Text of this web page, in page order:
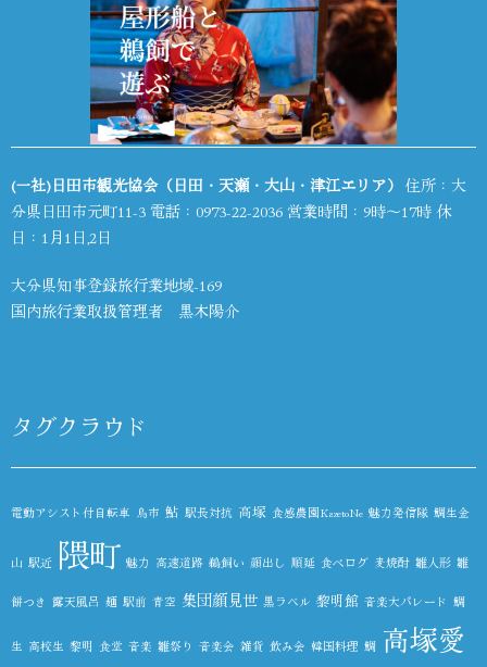
(一社)日田市観光協会（日田・天瀬・大山・津江エリア） 住所：大
分県日田市元町11-3 電話： 0973-22-2036 営業時間：9時～17時 休
日：1月1日,2日
大分県知事登録旅行業地域-169
国内旅行業取扱管理者 黒木陽介
タグクラウド
電動アシスト付自転車 鳥市 鮎 駅長対抗 高塚 食感農園KazetoNe 魅力発信隊 鯛生金
山 駅近 隈町 魅力 高速道路 鵜飼い 顔出し 順延 食べログ 麦焼酎 雛人形 雛
餅つき 露天風呂 麺 駅前 青空 集団顔見世 黒ラベル 黎明館 音楽大パレード 鯛
生 高校生 黎明 食堂 音楽 雛祭り 音楽会 雑貨 飲み会 韓国料理 鯛 高塚愛